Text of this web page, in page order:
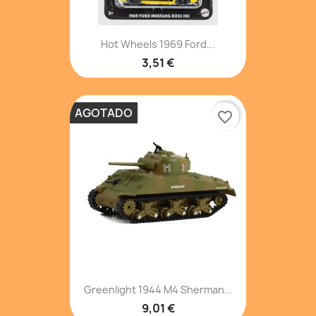
Hot Wheels 1969 Ford...
3,51 €
Greenlight 1944 M4 Sherman...
9,01 €
AGOTADO favorite_border